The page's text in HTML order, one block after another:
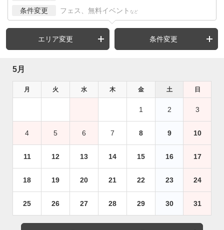
条件変更 フェス、無料イベント など
エリア変更 条件変更
5月
月 火 水 木 金 土 日
1 2 3
4 5 6 7 8 9 10
11 12 13 14 15 16 17
18 19 20 21 22 23 24
25 26 27 28 29 30 31